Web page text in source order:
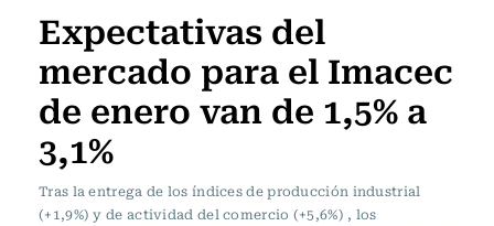
Expectativas del
mercado para el Imacec
de enero van de 1,5% a
3,1%
Tras la entrega de los índices de producción industrial
(+1,9%) y de actividad del comercio (+5,6%) , los